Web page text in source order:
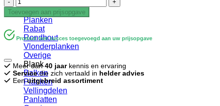
Palen
Planken
Rabat
Rondhout
Vlonderplanken
Overige
Blank
Balken
Planken
Vellingdelen
Panlatten
Paal
-
Halfrond
-
10
cm
aantal
Toevoegen aan prijsopgave
Product met succes toegevoegd aan uw prijsopgave
Meer dan40 jaarkennis en ervaring
Servicedie zich vertaald in helder advies
Eenuitgebreid assortiment